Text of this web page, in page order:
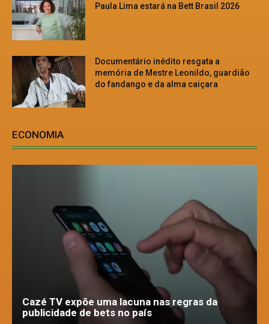
Paula Lima estará na Bett Brasil 2026
Documentário inédito resgata a
memória de Mestre Leonildo, guardião
do fandango e da alma caiçara
ECONOMIA
Cazé TV expõe uma lacuna nas regras da
publicidade de bets no país